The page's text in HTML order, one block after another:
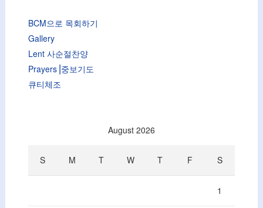
BCM으로 목회하기
Gallery
Lent 사순절찬양
Prayers⎟중보기도
큐티체조
August 2026
S M T W T F S
1